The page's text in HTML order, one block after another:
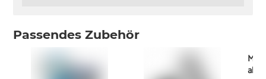
Passendes Zubehör
ab